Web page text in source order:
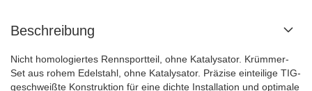
Beschreibung
Nicht homologiertes Rennsportteil, ohne Katalysator. Krümmer-
Set aus rohem Edelstahl, ohne Katalysator. Präzise einteilige TIG-
geschweißte Konstruktion für eine dichte Installation und optimale